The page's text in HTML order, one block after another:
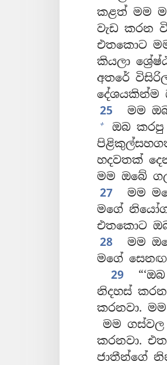
කළත් මම
වැඩ කරන
එතකොට
කියලා
අතරේ
දේශයකින්ම
25 මම
+ ඔබ කරපු
හදවතක්
මම ඔබේ
27
මම
මගේ
එතකොට
28
මම
මගේ සෙනඟ
29
නිදහස්
කරනවා.
මම ගස්වල
කරනවා.
ජාතීන්ගේ